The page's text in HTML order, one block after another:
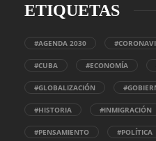
ETIQUETAS
#AGENDA 2030
#CUBA #ECONOMÍA
#GLOBALIZACIÓN
#HISTORIA #INMIGRACIÓN
#PENSAMIENTO #POLÍTICA